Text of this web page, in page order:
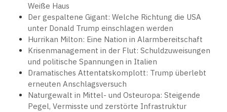
Weiße Haus
Der gespaltene Gigant: Welche Richtung die USA
unter Donald Trump einschlagen werden
Hurrikan Milton: Eine Nation in Alarmbereitschaft
Krisenmanagement in der Flut: Schuldzuweisungen
und politische Spannungen in Italien
Dramatisches Attentatskomplott: Trump überlebt
erneuten Anschlagsversuch
Naturgewalt in Mittel- und Osteuropa: Steigende
Pegel, Vermisste und zerstörte Infrastruktur